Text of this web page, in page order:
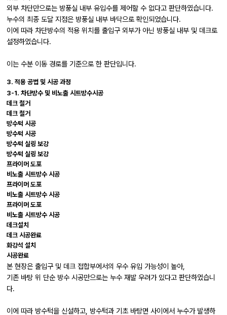
외부 차단만으로는 방풍실 내부 유입수를 제어할 수 없다고 판단하였습니다.
누수의 최종 도달 지점은 방풍실 내부 바닥으로 확인되었습니다.
이에 따라 차단방수의 적용 위치를 출입구 외부가 아닌 방풍실 내부 및 데크로
설정하였습니다.
이는 수분 이동 경로를 기준으로 한 판단입니다.
3. 적용 공법 및 시공 과정
3-1. 차단방수 및 비노출 시트방수시공
데크 철거
데크 철거
방수턱 시공
방수턱 시공
방수턱 실링 보강
방수턱 실링 보강
프라이머 도포
비노출 시트방수 시공
프라이머 도포
비노출 시트방수 시공
프라이머 도포
비노출 시트방수 시공
데크설치
데크 시공완료
화강석 설치
시공완료
본 현장은 출입구 및 데크 접합부에서의 우수 유입 가능성이 높아,
기존 바탕 위 단순 방수 시공만으로는 누수 재발 우려가 있다고 판단하였습니
다.
이에 따라 방수턱을 신설하고, 방수턱과 기초 바탕면 사이에서 누수가 발생하